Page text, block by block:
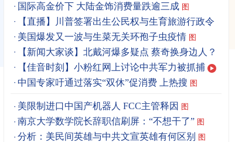
国际高金价下 大陆金饰消费量跌逾三成 图
【直播】川普签署出生公民权与生育旅游行政令
美国爆发又一波与生菜无关环孢子虫疫情 图
【新闻大家谈】北戴河爆多疑点 蔡奇换身边人？
【佳音时刻】小粉红网上讨论中共军力被抓捕
中国专家吁通过落实“双休”促消费 上热搜 图
美限制进口中国产机器人 FCC主管释因 图
南京大学数学院长辞职信刷屏：“不想干了” 图
分析：美民间英雄与中共文宣英雄有何区别 图